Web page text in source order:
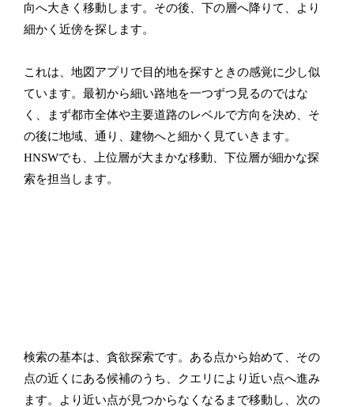
向へ大きく移動します。その後、下の層へ降りて、より
細かく近傍を探します。
これは、地図アプリで目的地を探すときの感覚に少し似
ています。最初から細い路地を一つずつ見るのではな
く、まず都市全体や主要道路のレベルで方向を決め、そ
の後に地域、通り、建物へと細かく見ていきます。
HNSWでも、上位層が大まかな移動、下位層が細かな探
索を担当します。
検索の基本は、貪欲探索です。ある点から始めて、その
点の近くにある候補のうち、クエリにより近い点へ進み
ます。より近い点が見つからなくなるまで移動し、次の